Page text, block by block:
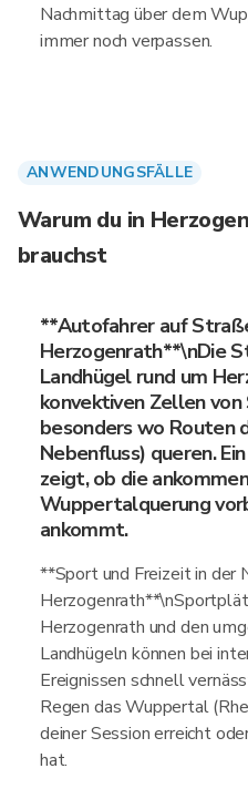
Nachmittag über dem
immer noch verpassen.
ANWENDUNGSFÄLLE
Warum du in
brauchst
**Autofahrer auf
Herzogenrath**\nDie
Landhügel rund um
konvektiven Zellen
besonders wo Routen
Nebenfluss) queren.
zeigt, ob die
Wuppertalquerung
ankommt.
**Sport und Freizeit in der
Herzogenrath und den
Landhügeln können bei
Ereignissen schnell
Regen das Wuppertal
deiner Session erreicht
hat.